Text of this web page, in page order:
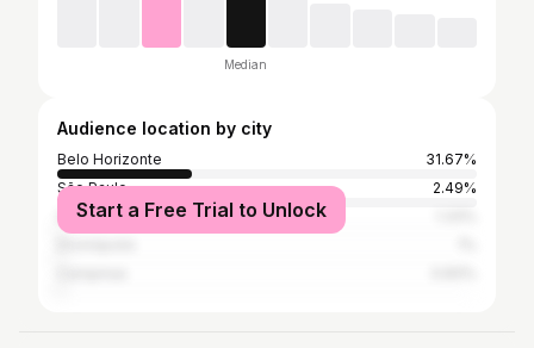
Median
Audience location by city
Belo Horizonte
31.67%
São Paulo
2.49%
São João Del-rei
Start a Free Trial to Unlock